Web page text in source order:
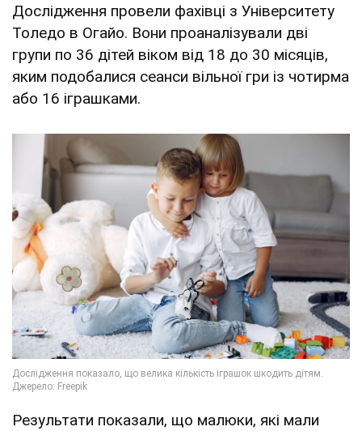
Дослідження провели фахівці з Університету
Толедо в Огайо. Вони проаналізували дві
групи по 36 дітей віком від 18 до 30 місяців,
яким подобалися сеанси вільної гри із чотирма
або 16 іграшками.
Результати показали, що малюки, які мали